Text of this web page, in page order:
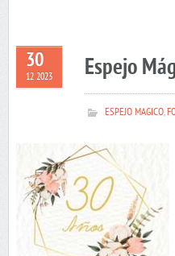
30
12 2023 Espejo
ESPEJO MAGICO,